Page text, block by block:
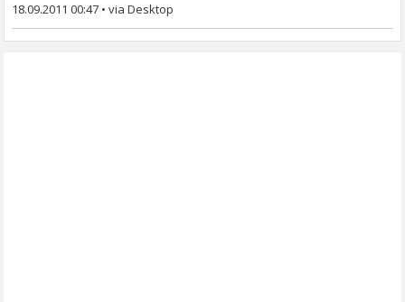
18.09.2011 00:47 •